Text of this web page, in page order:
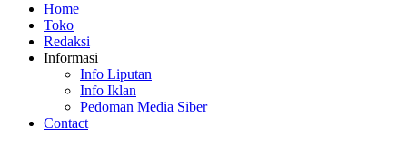
Home
Toko
Redaksi
Informasi
Info Liputan
Info Iklan
Pedoman Media Siber
Contact